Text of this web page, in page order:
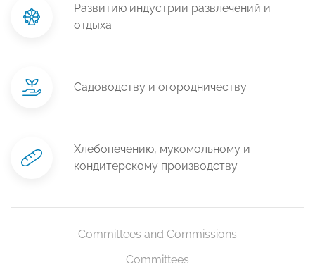
Развитию индустрии развлечений и
отдыха
Садоводству и огородничеству
Хлебопечению, мукомольному и
кондитерскому производству
Committees and Commissions
Committees